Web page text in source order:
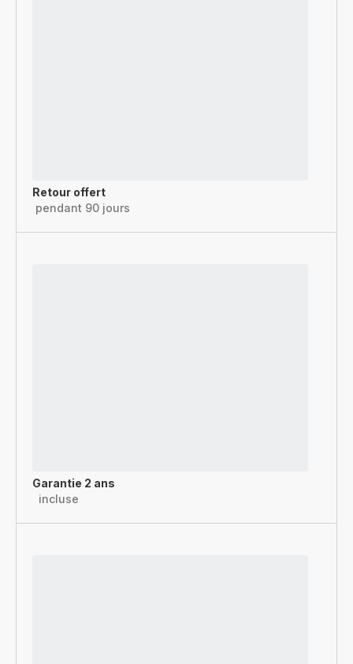
Retour offert
pendant 90 jours
Garantie 2 ans
incluse